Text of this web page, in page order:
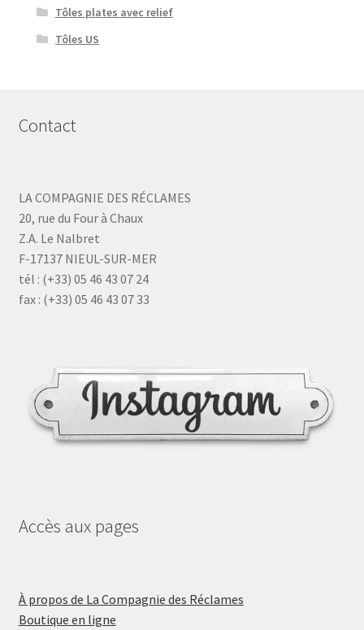
Tôles plates avec relief
Tôles US
Contact
LA COMPAGNIE DES RÉCLAMES
20, rue du Four à Chaux
Z.A. Le Nalbret
F-17137 NIEUL-SUR-MER
tél : (+33) 05 46 43 07 24
fax : (+33) 05 46 43 07 33
Accès aux pages
À propos de La Compagnie des Réclames
Boutique en ligne